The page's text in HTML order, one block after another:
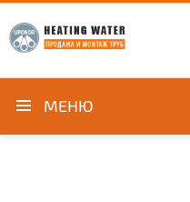
МЕНЮ